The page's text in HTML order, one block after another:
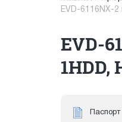
EVD-6116NX-
EVD-
1HDD,
Паспорт